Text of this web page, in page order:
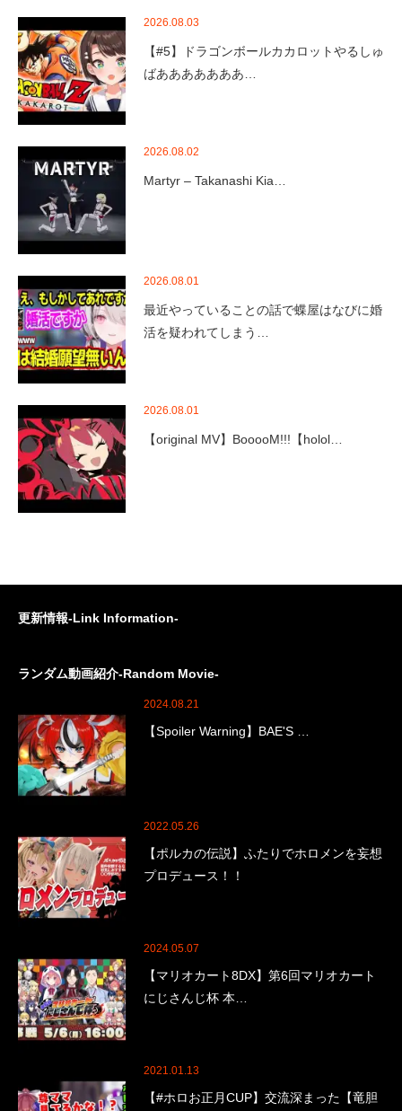
2026.08.03
【#5】ドラゴンボールカカロットやるしゅ
ばあああああああ…
2026.08.02
Martyr – Takanashi Kia…
2026.08.01
最近やっていることの話で蝶屋はなびに婚
活を疑われてしまう…
2026.08.01
【original MV】BooooM!!!【holol…
更新情報-Link Information-
ランダム動画紹介-Random Movie-
2024.08.21
【Spoiler Warning】BAE'S …
2022.05.26
【ポルカの伝説】ふたりでホロメンを妄想
プロデュース！！
2024.05.07
【マリオカート8DX】第6回マリオカート
にじさんじ杯 本…
2021.01.13
【#ホロお正月CUP】交流深まった【竜胆